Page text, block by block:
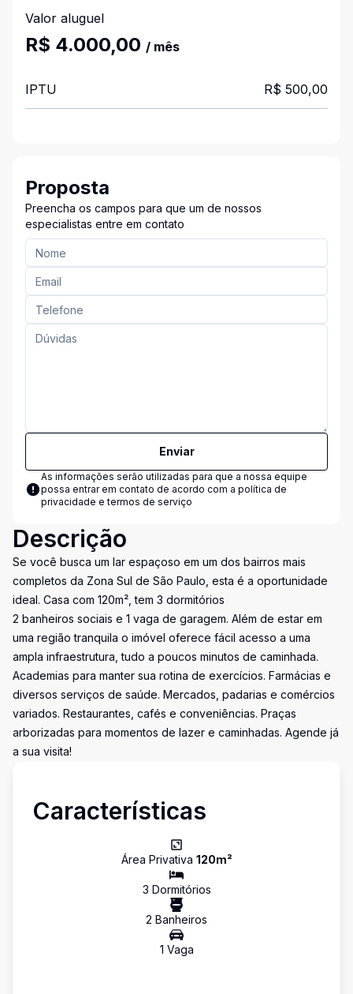
Valor aluguel
R$ 4.000,00 / mês
IPTU R$ 500,00
Proposta
Preencha os campos para que um de nossos
especialistas entre em contato
Enviar
As informações serão utilizadas para que a nossa equipe
possa entrar em contato de acordo com a política de
privacidade e termos de serviço
Descrição
Se você busca um lar espaçoso em um dos bairros mais
completos da Zona Sul de São Paulo, esta é a oportunidade
ideal. Casa com 120m², tem 3 dormitórios
2 banheiros sociais e 1 vaga de garagem. Além de estar em
uma região tranquila o imóvel oferece fácil acesso a uma
ampla infraestrutura, tudo a poucos minutos de caminhada.
Academias para manter sua rotina de exercícios. Farmácias e
diversos serviços de saúde. Mercados, padarias e comércios
variados. Restaurantes, cafés e conveniências. Praças
arborizadas para momentos de lazer e caminhadas. Agende já
a sua visita!
Características
Área Privativa 120m²
3 Dormitórios
2 Banheiros
1 Vaga